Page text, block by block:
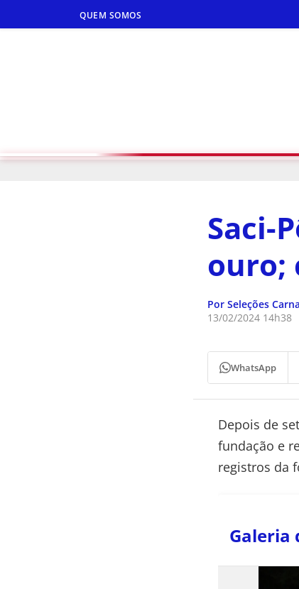
QUEM SOMOS
Saci-
ouro;
Por Seleções
13/02/2024 14h38
WhatsApp
Depois de
fundação e
registros da
Galeria